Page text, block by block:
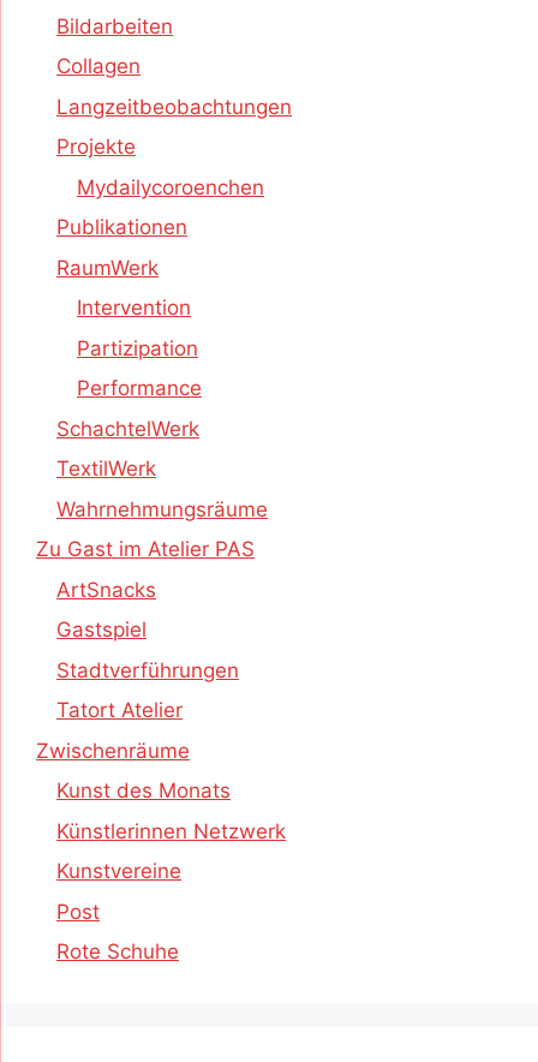
Bildarbeiten
Collagen
Langzeitbeobachtungen
Projekte
Mydailycoroenchen
Publikationen
RaumWerk
Intervention
Partizipation
Performance
SchachtelWerk
TextilWerk
Wahrnehmungsräume
Zu Gast im Atelier PAS
ArtSnacks
Gastspiel
Stadtverführungen
Tatort Atelier
Zwischenräume
Kunst des Monats
Künstlerinnen Netzwerk
Kunstvereine
Post
Rote Schuhe